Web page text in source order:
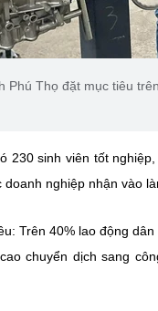
Phú Thọ đặt mục tiêu
230 sinh viên tốt nghiệp
nghiệp nhận vào
Trên 40% lao động
chuyển dịch sang